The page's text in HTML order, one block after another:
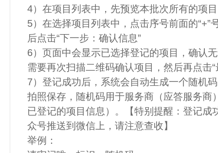
4）在项目列表中，先预览本批次所有的项
5）在选择项目列表中，点击序号前面的“+”
后点击“下一步：确认信息”
6）页面中会显示已选择登记的项目，确认
需要再次扫描二维码确认项目，然后再点击
7）登记成功后，系统会自动生成一个随机
拍照保存，随机码用于服务商（应答服务商
已登记的项目信息）。【特别提醒：登记成
众号推送到微信上，请注意查收】
举例：